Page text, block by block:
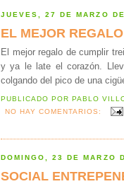
JUEVES, 27 DE MARZO
EL MEJOR REGALO
El mejor regalo de cumplir
y ya le late el corazón.
colgando del pico de una
PUBLICADO POR PABLO
NO HAY COMENTARIOS:
DOMINGO, 23 DE MARZO
SOCIAL